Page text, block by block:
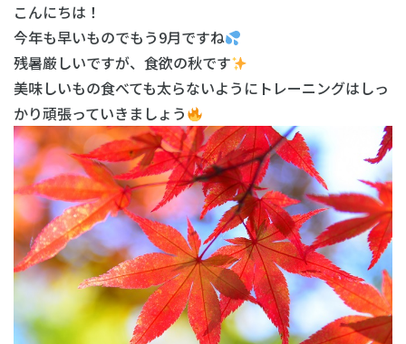
こんにちは！
今年も早いものでもう9月ですね
残暑厳しいですが、食欲の秋です
美味しいもの食べても太らないようにトレーニングはしっ
かり頑張っていきましょう